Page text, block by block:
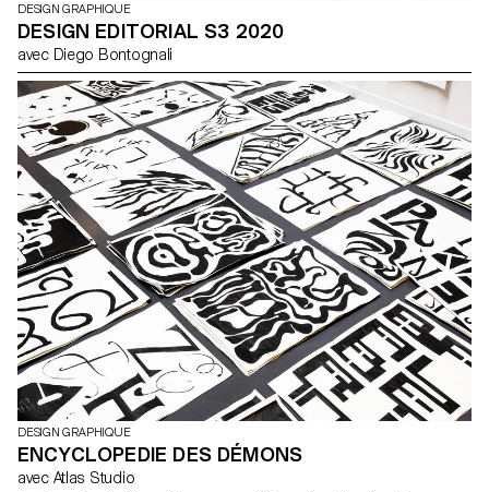
DESIGN GRAPHIQUE
DESIGN EDITORIAL S3 2020
avec Diego Bontognali
DESIGN GRAPHIQUE
ENCYCLOPEDIE DES DÉMONS
avec Atlas Studio